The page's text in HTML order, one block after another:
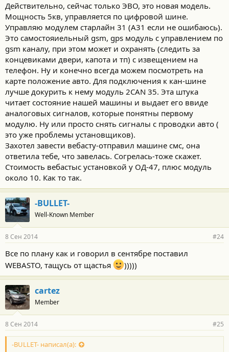
Действительно, сейчас только ЭВО, это новая модель.
Мощность 5кв, управляется по цифровой шине.
Управляю модулем старлайн 31 (А31 если не ошибаюсь).
Это самостояиельный gsm, gps модуль с управлением по
gsm каналу, при этом может и охранять (следить за
концевиками двери, капота и тп) с извещением на
телефон. Ну и конечно всегда можем посмотреть на
карте положение авто. Для подключения к кан-шине
лучше докурить к нему модуль 2CAN 35. Эта штука
читает состояние нашей машины и выдает его ввиде
аналоговых сигналов, которые понятны первому
модулю. Ну или просто снять сигналы с проводки авто (
это уже проблемы установщиков).
Захотел завести вебасту-отправил машине смс, она
ответила тебе, что завелась. Согрелась-тоже скажет.
Стоимость вебастыс установкой у ОД-47, плюс модуль
около 10. Как то так.
-BULLET-
Well-Known Member
8 Сен 2014 #24
Все по плану как и говорил в сентябре поставил
WEBASTO, тащусь от щастья
)))))
cartez
Member
8 Сен 2014 #25
-BULLET- написал(а):